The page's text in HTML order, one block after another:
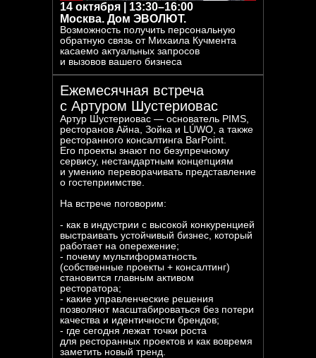
14 октября | 13:30–16:00
Москва. Дом ЭВОЛЮТ.
Возможность получить персональную
обратную связь от Михаила Кучмента
касаемо актуальных запросов
и вызовов вашего бизнеса
Ежемесячная встреча
с Артуром Шустериовас
Артур Шустериовас — основатель PIMS,
ресторанов Айна, Зойка и LÚWO, а также
ресторанного консалтинга BarPoint.
Его проекты знают по безупречному
сервису, нестандартным концепциям
и умению переворачивать представление
о гостеприимстве.
На встрече поговорим:
- как в индустрии с высокой конкуренцией
выстраивать устойчивый бизнес, который
работает на опережение;
- почему мультиформатность
(собственные проекты + консалтинг)
становится главным активом
ресторатора;
- какие управленческие решения
позволяют масштабироваться без потери
качества и идентичности брендов;
- где сегодня лежат точки роста
для ресторанных проектов и как вовремя
заметить новый тренд.